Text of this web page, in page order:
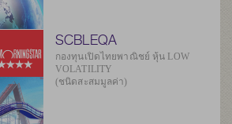
SCBLEQA
กองทุนเปิดไทยพาณิชย์ หุ้น LOW
VOLATILITY
(ชนิดสะสมมูลค่า)